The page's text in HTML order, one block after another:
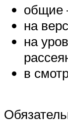
общие
на
на
в